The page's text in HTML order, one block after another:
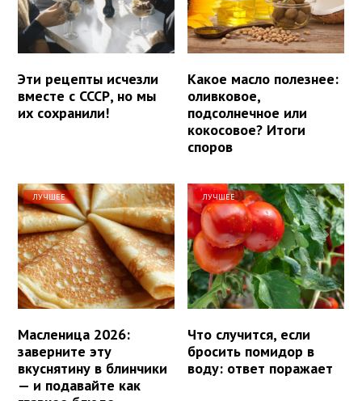
Эти рецепты исчезли
вместе с СССР, но мы
их сохранили!
Какое масло полезнее:
оливковое,
подсолнечное или
кокосовое? Итоги
споров
ЛУЧШЕЕ
Масленица 2026:
заверните эту
вкуснятину в блинчики
— и подавайте как
ЛУЧШЕЕ
Что случится, если
бросить помидор в
воду: ответ поражает